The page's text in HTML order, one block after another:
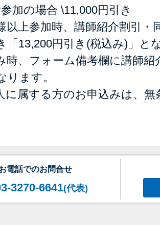
加の場合 \11,000円引き
上参加時、講師紹介割引・
「13,200円引き(税込み)」と
時、フォーム備考欄に講師紹
ります。
に属する方のお申込みは、無
電話でのお問合せ
3270-6641(代表)